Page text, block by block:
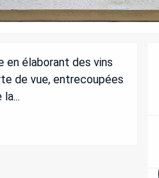
en élaborant des vins
de vue, entrecoupées